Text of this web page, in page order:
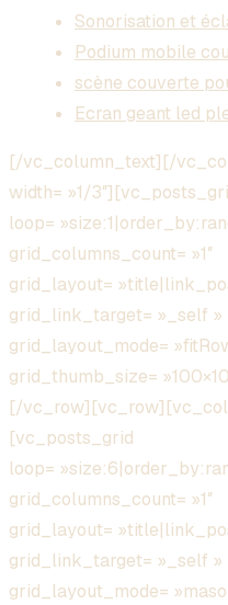
Sonorisation et
Podium mobile
scène couverte
Ecran geant led
[/vc_column_text][/
width= »1/
loop=
grid_columns_count= »1″
grid_layout=
grid_link_target= »_self »
grid_layout_mode=
grid_thumb_size=
[/
[vc_posts_grid
loop=
grid_columns_count= »1″
grid_layout=
grid_link_target= »_self »
grid_layout_mode=